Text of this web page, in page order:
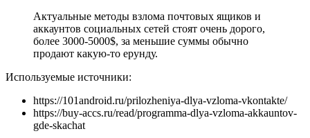
Актуальные методы взлома почтовых ящиков и
аккаунтов социальных сетей стоят очень дорого,
более 3000-5000$, за меньшие суммы обычно
продают какую-то ерунду.
Используемые источники:
https://101android.ru/prilozheniya-dlya-vzloma-vkontakte/
https://buy-accs.ru/read/programma-dlya-vzloma-akkauntov-
gde-skachat